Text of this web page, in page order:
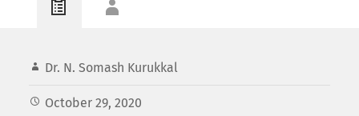
Dr. N. Somash Kurukkal
October 29, 2020